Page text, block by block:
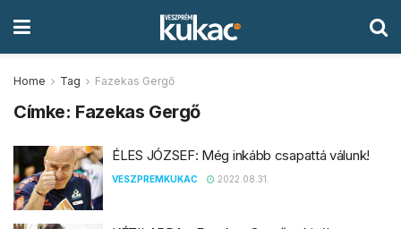
Home Tag Fazekas Gergő
Címke: Fazekas Gergő
ÉLES JÓZSEF: Még inkább csapattá válunk!
VESZPREMKUKAC 2022.08.31.